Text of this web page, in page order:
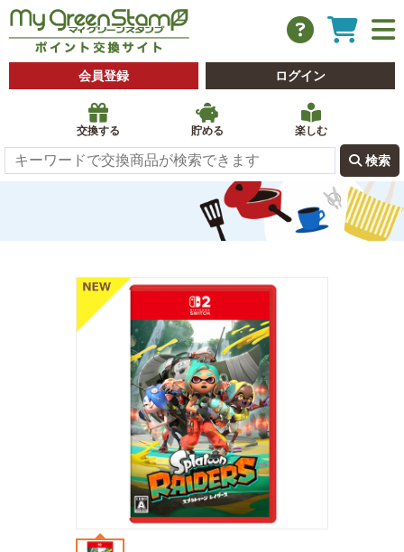
会員登録 ログイン
交換する 貯める 楽しむ
 検索